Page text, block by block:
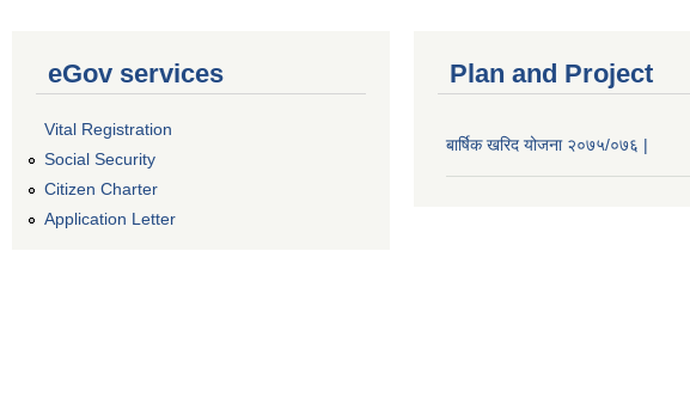
eGov services
Vital Registration
Social Security
Citizen Charter
Application Letter
Plan and Project
बार्षिक खरिद योजना २०७५/०७६ |